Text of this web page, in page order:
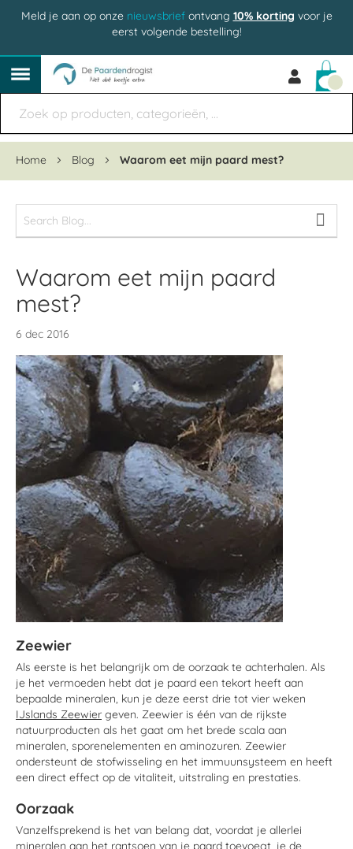
Meld je aan op onze nieuwsbriefontvang 10% korting voor je
eerst volgende bestelling!
Home Blog Waarom eet mijn paard mest?
Waarom eet mijn paard
mest?
6 dec 2016
Zeewier
Als eerste is het belangrijk om de oorzaak te achterhalen. Als
je het vermoeden hebt dat je paard een tekort heeft aan
bepaalde mineralen, kun je deze eerst drie tot vier weken
IJslands Zeewier geven. Zeewier is één van de rijkste
natuurproducten als het gaat om het brede scala aan
mineralen, sporenelementen en aminozuren. Zeewier
ondersteunt de stofwisseling en het immuunsysteem en heeft
een direct effect op de vitaliteit, uitstraling en prestaties.
Oorzaak
Vanzelfsprekend is het van belang dat, voordat je allerlei
mineralen aan het rantsoen van je paard toevoegt, je de